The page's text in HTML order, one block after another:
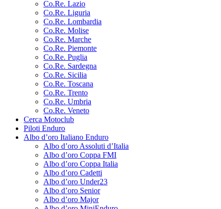
Co.Re. Lazio
Co.Re. Liguria
Co.Re. Lombardia
Co.Re. Molise
Co.Re. Marche
Co.Re. Piemonte
Co.Re. Puglia
Co.Re. Sardegna
Co.Re. Sicilia
Co.Re. Toscana
Co.Re. Trento
Co.Re. Umbria
Co.Re. Veneto
Cerca Motoclub
Piloti Enduro
Albo d’oro Italiano Enduro
Albo d’oro Assoluti d’Italia
Albo d’oro Coppa FMI
Albo d’oro Coppa Italia
Albo d’oro Cadetti
Albo d’oro Under23
Albo d’oro Senior
Albo d’oro Major